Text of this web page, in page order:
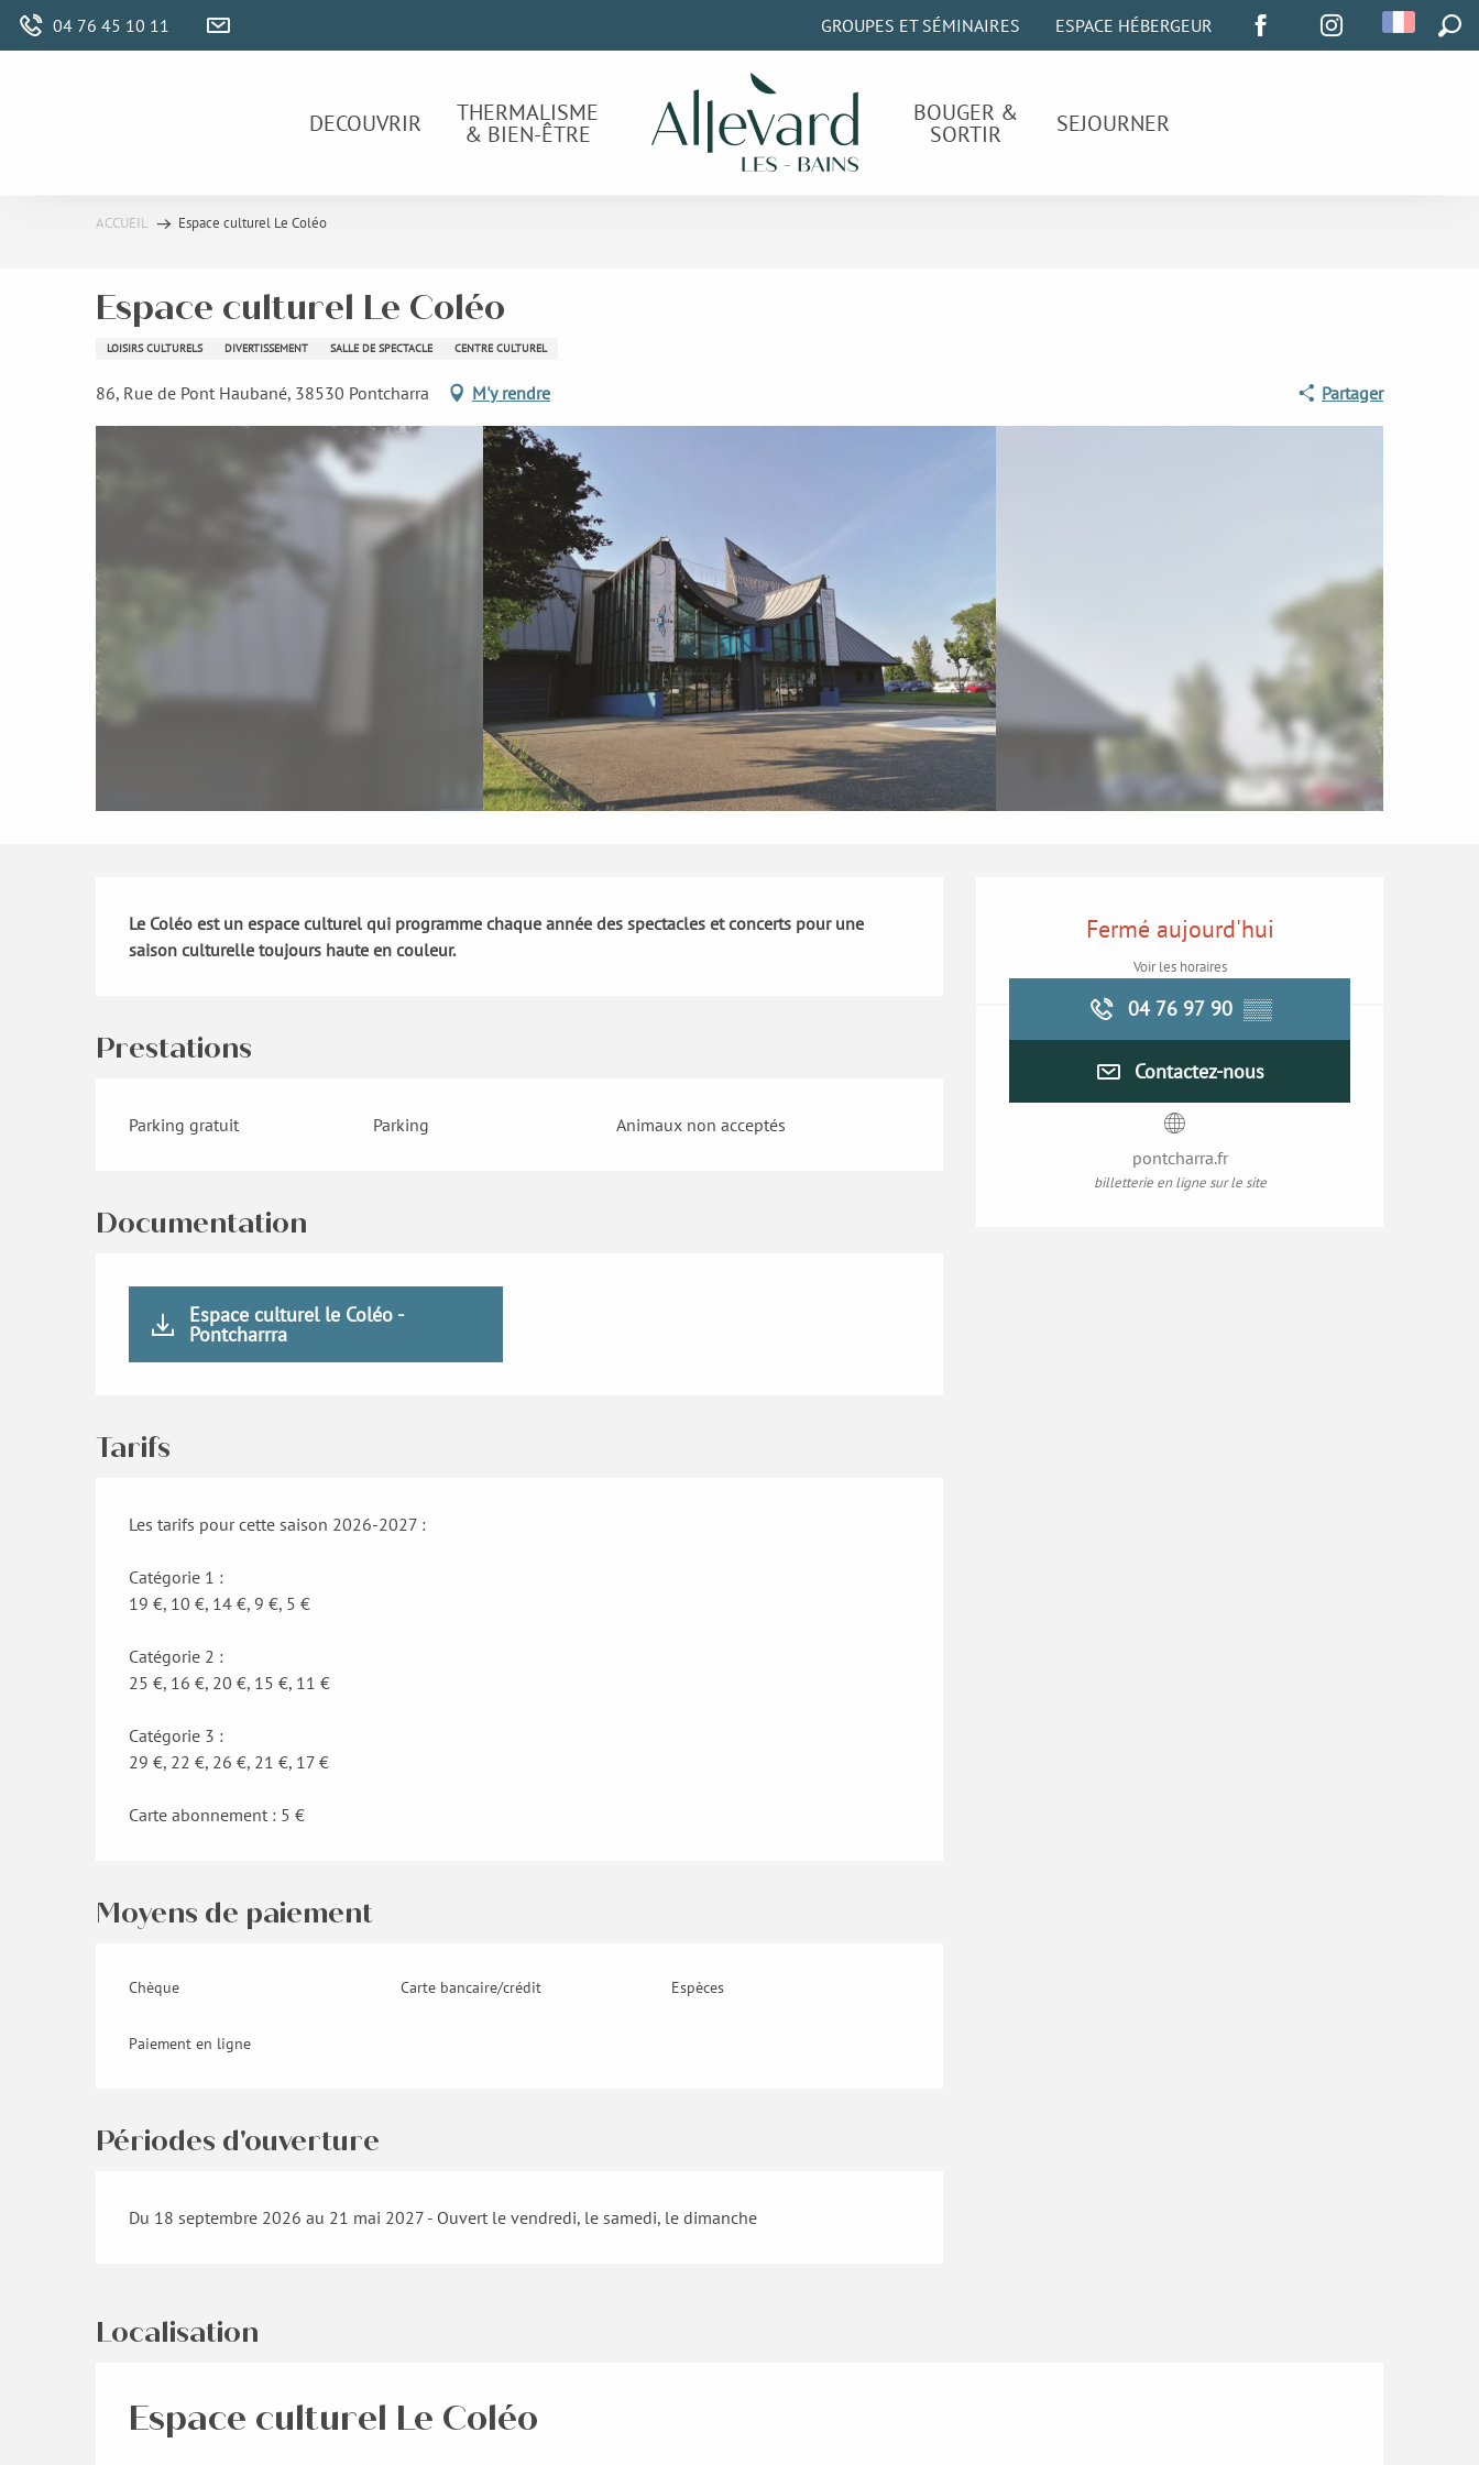
Aller
04 76 45 10 11 GROUPES ET SÉMINAIRES ESPACE HÉBERGEUR
DECOUVRIR THERMALISME
& BIEN-ÊTRE
BOUGER &
SORTIR SEJOURNER
ACCUEIL Espace culturel Le Coléo
Espace culturel Le Coléo
LOISIRS CULTURELS DIVERTISSEMENT SALLE DE SPECTACLE CENTRE CULTUREL
86, Rue de Pont Haubané, 38530 Pontcharra M'y rendre Partager
Ouverture et
Fermé aujourd'hui
Voir les horaires
04 76 97 90 ▒▒
Contactez-nous
pontcharra.fr
billetterie en ligne sur le site
Description
Le Coléo est un espace culturel qui programme chaque année des spectacles et concerts pour une
saison culturelle toujours haute en couleur.
Prestations
Parking gratuit Parking Animaux non acceptés
Documentation
Espace culturel le Coléo -
Pontcharrra
Tarifs
Les tarifs pour cette saison 2026-2027 :
Catégorie 1 :
19 €, 10 €, 14 €, 9 €, 5 €
Catégorie 2 :
25 €, 16 €, 20 €, 15 €, 11 €
Catégorie 3 :
29 €, 22 €, 26 €, 21 €, 17 €
Carte abonnement : 5 €
Moyens de paiement
Chèque Carte bancaire/crédit Espèces
Paiement en ligne
Périodes d'ouverture
Du 18 septembre 2026 au 21 mai 2027 - Ouvert le vendredi, le samedi, le dimanche
Localisation
Espace culturel Le Coléo